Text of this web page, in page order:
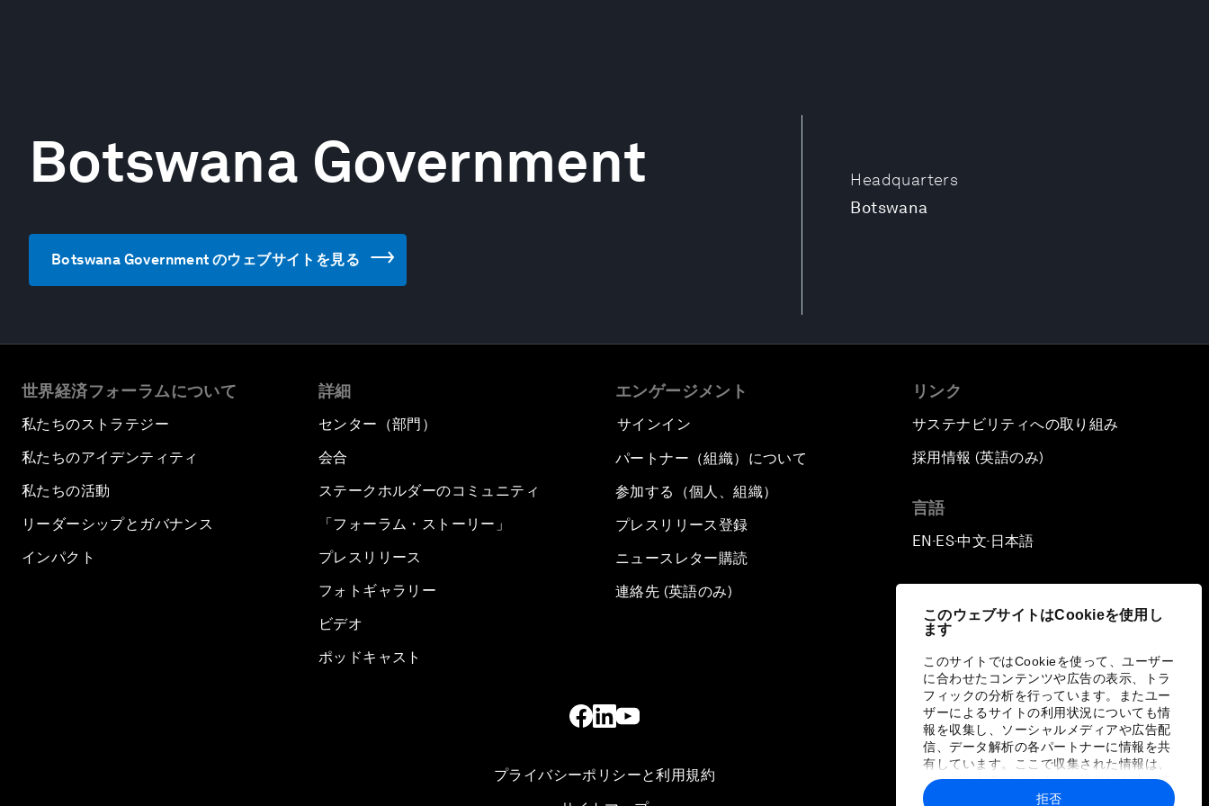
このウェブサイトはCookieを使用し
ます
このサイトではCookieを使って、ユーザー
に合わせたコンテンツや広告の表示、トラ
フィックの分析を行っています。またユー
ザーによるサイトの利用状況についても情
報を収集し、ソーシャルメディアや広告配
信、データ解析の各パートナーに情報を共
有しています。ここで収集された情報は、
ユーザーが各パートナーに提供した他の情
報や各パートナーのサービスを使用した際
拒否
Headquarters
Botswana
Botswana Government
Botswana Government のウェブサイトを見る
世界経済フォーラムについて
私たちのストラテジー
私たちのアイデンティティ
私たちの活動
リーダーシップとガバナンス
インパクト
詳細
センター（部門）
会合
ステークホルダーのコミュニティ
「フォーラム・ストーリー」
プレスリリース
フォトギャラリー
ビデオ
ポッドキャスト
エンゲージメント
サインイン
パートナー（組織）について
参加する（個人、組織）
プレスリリース登録
ニュースレター購読
連絡先 (英語のみ)
リンク
サステナビリティへの取り組み
採用情報 (英語のみ)
言語
EN ▪ES▪中文▪ 日本語
プライバシーポリシーと利用規約